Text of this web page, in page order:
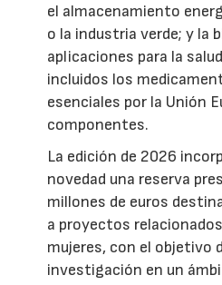
el almacenamiento
o la industria verde; y la
aplicaciones para la
incluidos los
esenciales por la Unión
componentes.
La edición de 2026
novedad una reserva
millones de euros
a proyectos
mujeres, con el objetivo
investigación en un